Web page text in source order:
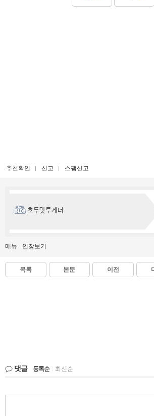
추천확인 신고 스팸신고
호두맛투게더
메뉴 인장보기
목록 본문 이전
댓글 등록순 최신순